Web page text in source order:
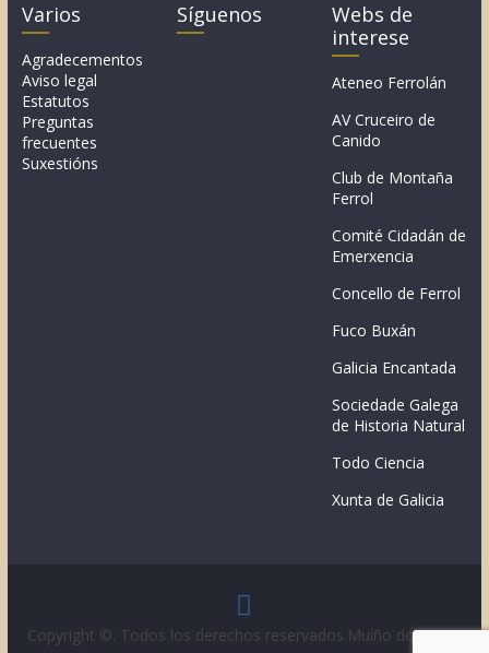
Varios
Agradecementos
Aviso legal
Estatutos
Preguntas
frecuentes
Suxestións
Síguenos
Webs de
interese
Ateneo Ferrolán
AV Cruceiro de
Canido
Club de Montaña
Ferrol
Comité Cidadán de
Emerxencia
Concello de Ferrol
Fuco Buxán
Galicia Encantada
Sociedade Galega
de Historia Natural
Todo Ciencia
Xunta de Galicia